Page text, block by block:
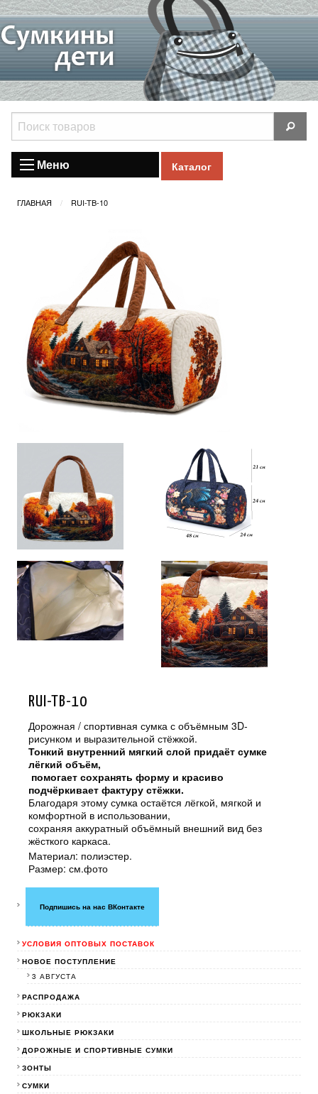
Меню Каталог
ГЛАВНАЯ RUI-TB-10
RUI-TB-10
Дорожная / спортивная сумка с объёмным 3D-
рисунком и выразительной стёжкой.
Тонкий внутренний мягкий слой придаёт сумке
лёгкий объём,
помогает сохранять форму и красиво
подчёркивает фактуру стёжки.
Благодаря этому сумка остаётся лёгкой, мягкой и
комфортной в использовании,
сохраняя аккуратный объёмный внешний вид без
жёсткого каркаса.
Материал: полиэстер.
Размер: см.фото
Подпишись на нас ВКонтакте
УСЛОВИЯ ОПТОВЫХ ПОСТАВОК
НОВОЕ ПОСТУПЛЕНИЕ
3 АВГУСТА
РАСПРОДАЖА
РЮКЗАКИ
ШКОЛЬНЫЕ РЮКЗАКИ
ДОРОЖНЫЕ И СПОРТИВНЫЕ СУМКИ
ЗОНТЫ
СУМКИ